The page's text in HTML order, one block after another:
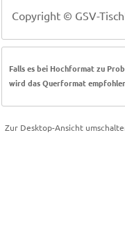
Copyright © GSV-
Falls es bei Hochformat zu
wird das Querformat
Zur Desktop-Ansicht